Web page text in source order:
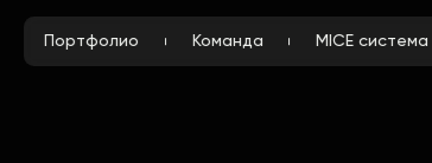
Портфолио Команда MICE система